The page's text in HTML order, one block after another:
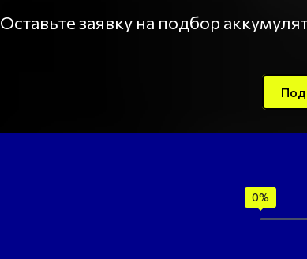
Оставьте заявку на подбор